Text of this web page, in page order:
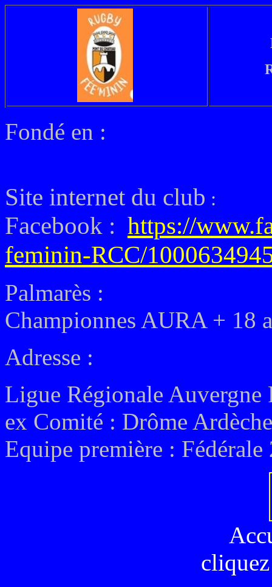
Fondé en :
Site internet du club :
Facebook : https://
feminin-RCC/
Palmarès :
Championnes AURA + 18
Adresse :
Ligue Régionale Auvergne
ex Comité : Drôme Ardèche
Equipe première : Fédérale